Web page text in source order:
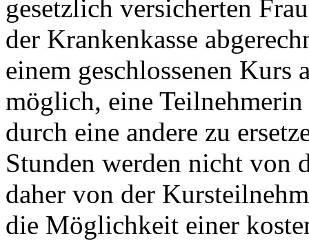
gesetzlich versicherten
der Krankenkasse
einem geschlossenen Kurs
möglich, eine
durch eine andere zu
Stunden werden nicht von
daher von der
die Möglichkeit einer